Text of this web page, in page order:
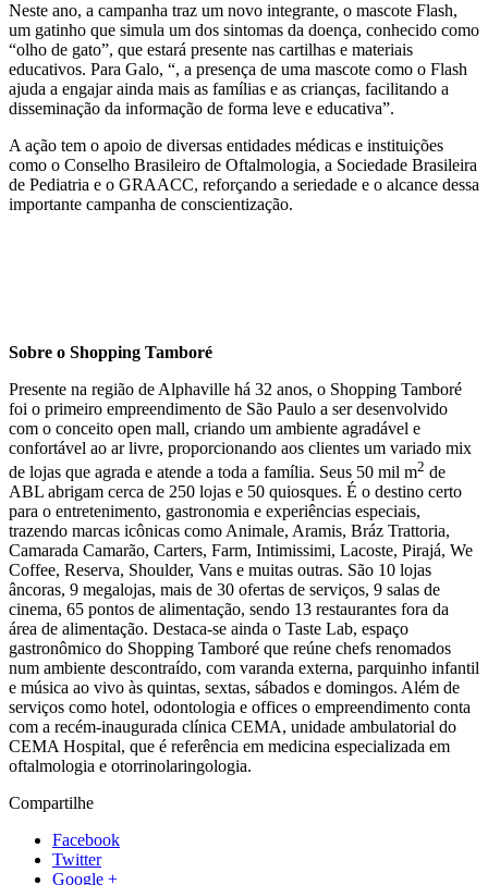
Neste ano, a campanha traz um novo integrante, o mascote Flash,
um gatinho que simula um dos sintomas da doença, conhecido como
“olho de gato”, que estará presente nas cartilhas e materiais
educativos. Para Galo, “, a presença de uma mascote como o Flash
ajuda a engajar ainda mais as famílias e as crianças, facilitando a
disseminação da informação de forma leve e educativa”.
A ação tem o apoio de diversas entidades médicas e instituições
como o Conselho Brasileiro de Oftalmologia, a Sociedade Brasileira
de Pediatria e o GRAACC, reforçando a seriedade e o alcance dessa
importante campanha de conscientização.
Sobre o Shopping Tamboré
Presente na região de Alphaville há 32 anos, o Shopping Tamboré
foi o primeiro empreendimento de São Paulo a ser desenvolvido
com o conceito open mall, criando um ambiente agradável e
confortável ao ar livre, proporcionando aos clientes um variado mix
de lojas que agrada e atende a toda a família. Seus 50 mil m2 de
ABL abrigam cerca de 250 lojas e 50 quiosques. É o destino certo
para o entretenimento, gastronomia e experiências especiais,
trazendo marcas icônicas como Animale, Aramis, Bráz Trattoria,
Camarada Camarão, Carters, Farm, Intimissimi, Lacoste, Pirajá, We
Coffee, Reserva, Shoulder, Vans e muitas outras. São 10 lojas
âncoras, 9 megalojas, mais de 30 ofertas de serviços, 9 salas de
cinema, 65 pontos de alimentação, sendo 13 restaurantes fora da
área de alimentação. Destaca-se ainda o Taste Lab, espaço
gastronômico do Shopping Tamboré que reúne chefs renomados
num ambiente descontraído, com varanda externa, parquinho infantil
e música ao vivo às quintas, sextas, sábados e domingos. Além de
serviços como hotel, odontologia e offices o empreendimento conta
com a recém-inaugurada clínica CEMA, unidade ambulatorial do
CEMA Hospital, que é referência em medicina especializada em
oftalmologia e otorrinolaringologia.
Compartilhe
Facebook
Twitter
Google +